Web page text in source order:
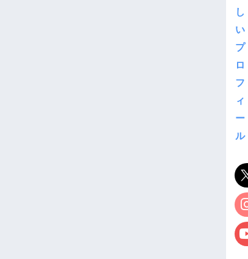
し
い
プ
ロ
フ
ィ
ー
ル